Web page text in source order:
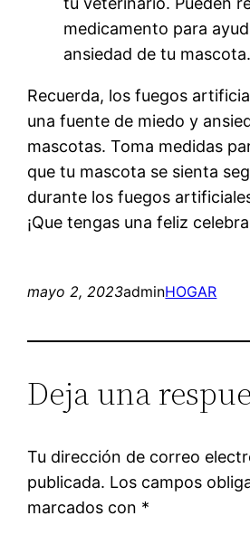
medicamento para
ansiedad de tu mascota.
Recuerda, los fuegos
una fuente de miedo y
mascotas. Toma medidas
que tu mascota se sienta
durante los fuegos
¡Que tengas una feliz
mayo 2, 2023adminHOGAR
Deja una
Tu dirección de correo
publicada. Los campos
marcados con *